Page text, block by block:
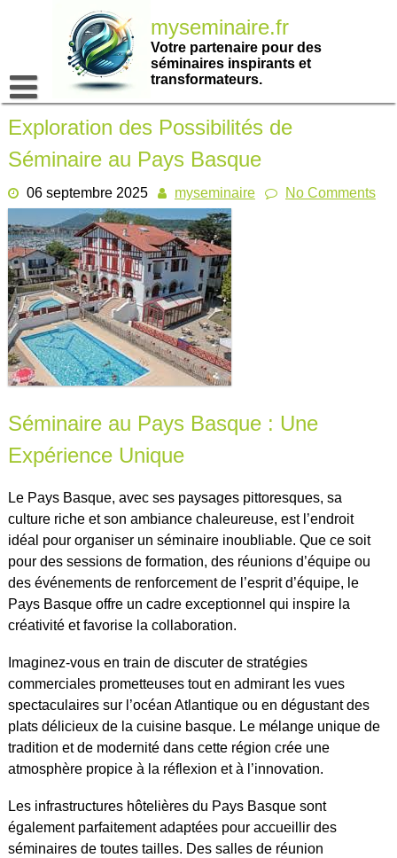
myseminaire.fr
Votre partenaire pour des
séminaires inspirants et
transformateurs.
Exploration des Possibilités de
Séminaire au Pays Basque
06 septembre 2025 myseminaire No Comments
Séminaire au Pays Basque : Une
Expérience Unique
Le Pays Basque, avec ses paysages pittoresques, sa
culture riche et son ambiance chaleureuse, est l’endroit
idéal pour organiser un séminaire inoubliable. Que ce soit
pour des sessions de formation, des réunions d’équipe ou
des événements de renforcement de l’esprit d’équipe, le
Pays Basque offre un cadre exceptionnel qui inspire la
créativité et favorise la collaboration.
Imaginez-vous en train de discuter de stratégies
commerciales prometteuses tout en admirant les vues
spectaculaires sur l’océan Atlantique ou en dégustant des
plats délicieux de la cuisine basque. Le mélange unique de
tradition et de modernité dans cette région crée une
atmosphère propice à la réflexion et à l’innovation.
Les infrastructures hôtelières du Pays Basque sont
également parfaitement adaptées pour accueillir des
séminaires de toutes tailles. Des salles de réunion